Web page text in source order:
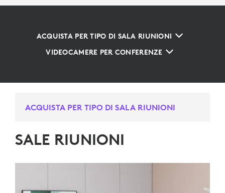
ACQUISTA PER TIPO DI SALA RIUNIONI
VIDEOCAMERE PER CONFERENZE
ACQUISTA PER TIPO DI SALA RIUNIONI
SALE RIUNIONI